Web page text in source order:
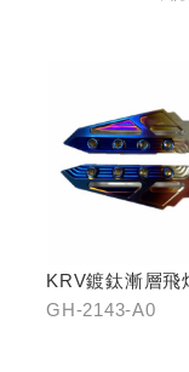
KRV鍍鈦漸層飛
GH-2143-A0